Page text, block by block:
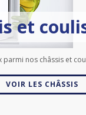
et
nos châssis et
VOIR LES CHÂSSIS